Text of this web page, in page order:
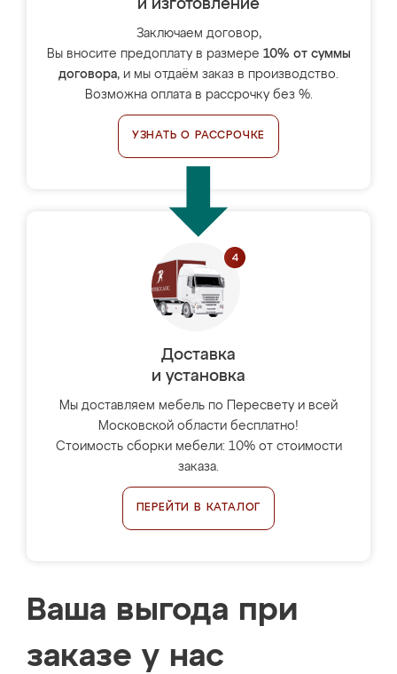
и изготовление
Заключаем договор,
Вы вносите предоплату в размере 10% от суммы
договора, и мы отдаём заказ в производство.
Возможна оплата в рассрочку без %.
УЗНАТЬ О РАССРОЧКЕ
Доставка
и установка
Мы доставляем мебель по Пересвету и всей
Московской области бесплатно!
Стоимость сборки мебели: 10% от стоимости
заказа.
ПЕРЕЙТИ В КАТАЛОГ
Ваша выгода при
заказе у нас